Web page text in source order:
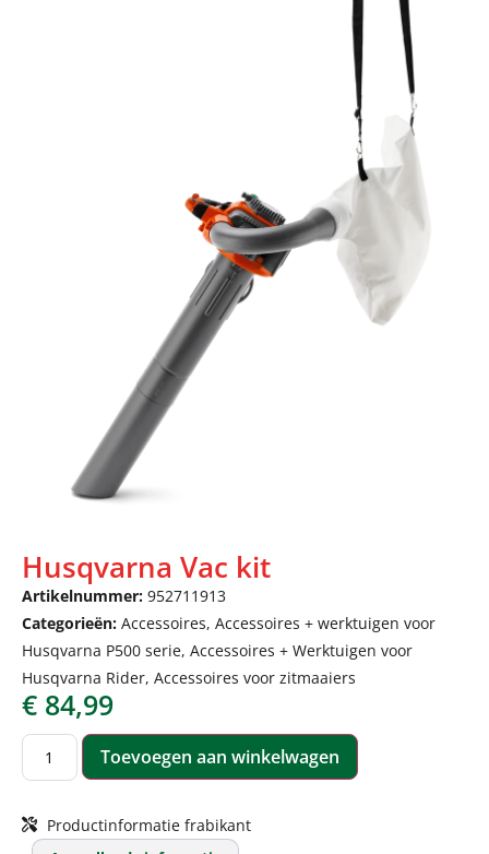
Husqvarna Vac kit
Artikelnummer: 952711913
Categorieën: Accessoires, Accessoires + werktuigen voor
Husqvarna P500 serie, Accessoires + Werktuigen voor
Husqvarna Rider, Accessoires voor zitmaaiers
€ 84,99
Toevoegen aan winkelwagen
Productinformatie frabikant